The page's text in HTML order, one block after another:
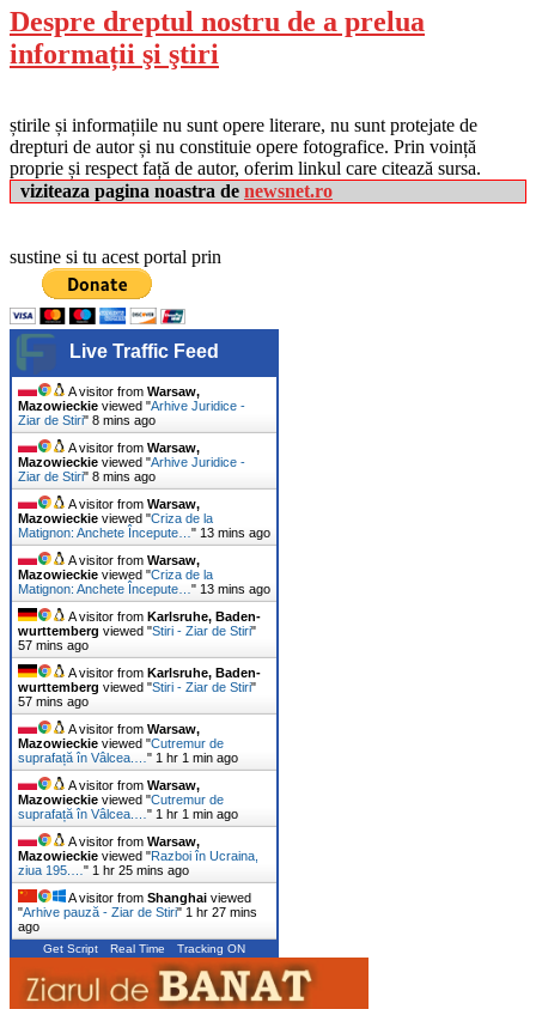
Despre dreptul nostru de a prelua
informații şi ştiri
știrile și informațiile nu sunt opere literare, nu sunt protejate de
drepturi de autor și nu constituie opere fotografice. Prin voință
proprie și respect față de autor, oferim linkul care citează sursa.
viziteaza pagina noastra de newsnet.ro
sustine si tu acest portal prin
Live Traffic Feed
A visitor from Warsaw,
Mazowieckie viewed "Arhive Juridice -
Ziar de Stiri" 8 mins ago
A visitor from Warsaw,
Mazowieckie viewed "Arhive Juridice -
Ziar de Stiri" 8 mins ago
A visitor from Warsaw,
Mazowieckie viewed "Criza de la
Matignon: Anchete Începute…" 13 mins ago
A visitor from Warsaw,
Mazowieckie viewed "Criza de la
Matignon: Anchete Începute…" 13 mins ago
A visitor from Karlsruhe, Baden-
wurttemberg viewed "Stiri - Ziar de Stiri"
57 mins ago
A visitor from Karlsruhe, Baden-
wurttemberg viewed "Stiri - Ziar de Stiri"
57 mins ago
A visitor from Warsaw,
Mazowieckie viewed "Cutremur de
suprafață în Vâlcea.…" 1 hr 1 min ago
A visitor from Warsaw,
Mazowieckie viewed "Cutremur de
suprafață în Vâlcea.…" 1 hr 1 min ago
A visitor from Warsaw,
Mazowieckie viewed "Razboi în Ucraina,
ziua 195.…" 1 hr 25 mins ago
A visitor from Shanghai viewed
"Arhive pauză - Ziar de Stiri" 1 hr 27 mins
ago
Get Script Real Time Tracking ON